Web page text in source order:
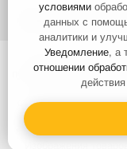
Задать вопрос
Интернет-сайт
публичной офертой,
Гражданского
стоимости товаров,
быть изменена в
может отличаться от
Изображения
условиями
данных с
аналитики и
Уведомление, а
отношении